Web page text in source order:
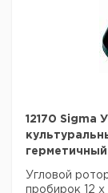
12170 Sigma
Угловой
пробирок 12 x